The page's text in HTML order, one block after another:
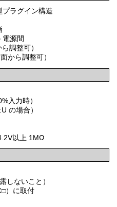
ラグイン構造
電源間
調整可）
から調整可）
入力時）
の場合）
以上 1MΩ
しないこと）
）に取付